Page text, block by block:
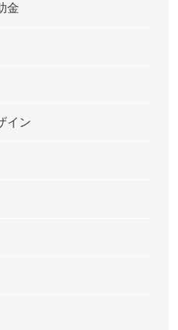
金
イン